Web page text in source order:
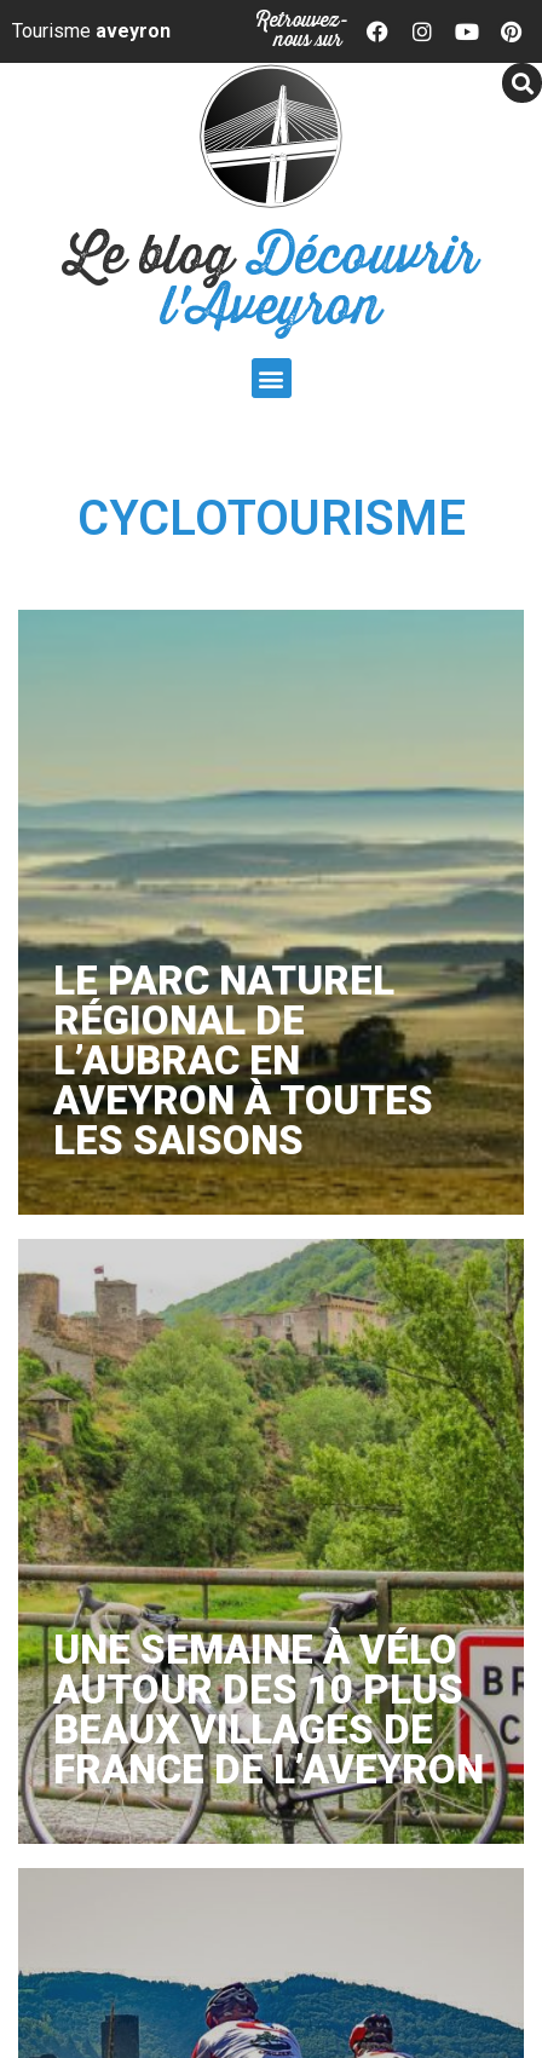
Panneau de gestion des cookies
Tourisme aveyron Retrouvez-
nous sur
Le blogDécouvrir
l'Aveyron
CYCLOTOURISME
LE PARC NATUREL
RÉGIONAL DE
L’AUBRAC EN
AVEYRON À TOUTES
LES SAISONS
UNE SEMAINE À VÉLO
AUTOUR DES 10 PLUS
BEAUX VILLAGES DE
FRANCE DE L’AVEYRON